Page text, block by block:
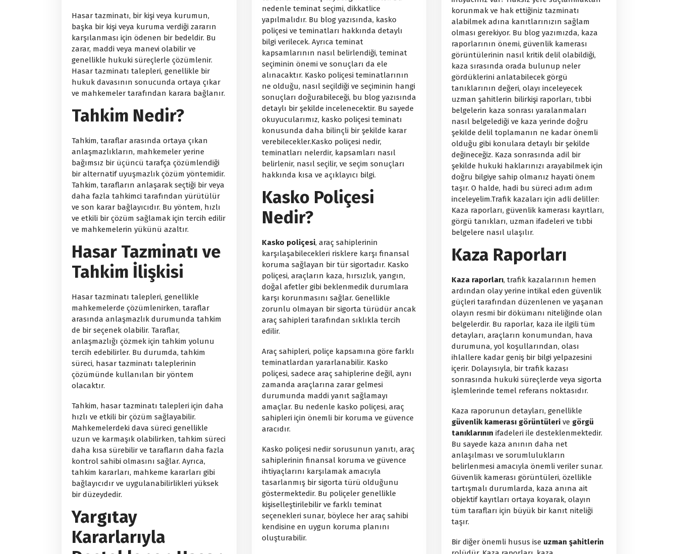
Hasar tazminatı, bir kişi veya kurumun,
başka bir kişi veya kuruma verdiği zararın
karşılanması için ödenen bir bedeldir. Bu
zarar, maddi veya manevi olabilir ve
genellikle hukuki süreçlerle çözümlenir.
Hasar tazminatı talepleri, genellikle bir
hukuk davasının sonucunda ortaya çıkar
ve mahkemeler tarafından karara bağlanır.
Tahkim Nedir?
Tahkim, taraflar arasında ortaya çıkan
anlaşmazlıkların, mahkemeler yerine
bağımsız bir üçüncü tarafça çözümlendiği
bir alternatif uyuşmazlık çözüm yöntemidir.
Tahkim, tarafların anlaşarak seçtiği bir veya
daha fazla tahkimci tarafından yürütülür
ve son karar bağlayıcıdır. Bu yöntem, hızlı
ve etkili bir çözüm sağlamak için tercih edilir
ve mahkemelerin yükünü azaltır.
Hasar Tazminatı ve
Tahkim İlişkisi
Hasar tazminatı talepleri, genellikle
mahkemelerde çözümlenirken, taraflar
arasında anlaşmazlık durumunda tahkim
de bir seçenek olabilir. Taraflar,
anlaşmazlığı çözmek için tahkim yolunu
tercih edebilirler. Bu durumda, tahkim
süreci, hasar tazminatı taleplerinin
çözümünde kullanılan bir yöntem
olacaktır.
Tahkim, hasar tazminatı talepleri için daha
hızlı ve etkili bir çözüm sağlayabilir.
Mahkemelerdeki dava süreci genellikle
uzun ve karmaşık olabilirken, tahkim süreci
daha kısa sürebilir ve tarafların daha fazla
kontrol sahibi olmasını sağlar. Ayrıca,
tahkim kararları, mahkeme kararları gibi
bağlayıcıdır ve uygulanabilirlikleri yüksek
bir düzeydedir.
Yargıtay
Kararlarıyla
nedenle teminat seçimi, dikkatlice
yapılmalıdır. Bu blog yazısında, kasko
poliçesi ve teminatları hakkında detaylı
bilgi verilecek. Ayrıca teminat
kapsamlarının nasıl belirlendiği, teminat
seçiminin önemi ve sonuçları da ele
alınacaktır. Kasko poliçesi teminatlarının
ne olduğu, nasıl seçildiği ve seçiminin hangi
sonuçları doğurabileceği, bu blog yazısında
detaylı bir şekilde incelenecektir. Bu sayede
okuyucularımız, kasko poliçesi teminatı
konusunda daha bilinçli bir şekilde karar
verebilecekler.Kasko poliçesi nedir,
teminatları nelerdir, kapsamları nasıl
belirlenir, nasıl seçilir, ve seçim sonuçları
hakkında kısa ve açıklayıcı bilgi.
Kasko Poliçesi
Nedir?
Kasko poliçesi, araç sahiplerinin
karşılaşabilecekleri risklere karşı finansal
koruma sağlayan bir tür sigortadır. Kasko
poliçesi, araçların kaza, hırsızlık, yangın,
doğal afetler gibi beklenmedik durumlara
karşı korunmasını sağlar. Genellikle
zorunlu olmayan bir sigorta türüdür ancak
araç sahipleri tarafından sıklıkla tercih
edilir.
Araç sahipleri, poliçe kapsamına göre farklı
teminatlardan yararlanabilir. Kasko
poliçesi, sadece araç sahiplerine değil, aynı
zamanda araçlarına zarar gelmesi
durumunda maddi yanıt sağlamayı
amaçlar. Bu nedenle kasko poliçesi, araç
sahipleri için önemli bir koruma ve güvence
aracıdır.
Kasko poliçesi nedir sorusunun yanıtı, araç
sahiplerinin finansal koruma ve güvence
ihtiyaçlarını karşılamak amacıyla
tasarlanmış bir sigorta türü olduğunu
göstermektedir. Bu poliçeler genellikle
kişiselleştirilebilir ve farklı teminat
seçenekleri sunar, böylece her araç sahibi
kendisine en uygun koruma planını
oluşturabilir.
korunmak ve hak ettiğiniz tazminatı
alabilmek adına kanıtlarınızın sağlam
olması gerekiyor. Bu blog yazımızda, kaza
raporlarının önemi, güvenlik kamerası
görüntülerinin nasıl kritik delil olabildiği,
kaza sırasında orada bulunup neler
gördüklerini anlatabilecek görgü
tanıklarının değeri, olayı inceleyecek
uzman şahitlerin bilirkişi raporları, tıbbi
belgelerin kaza sonrası yaralanmaları
nasıl belgelediği ve kaza yerinde doğru
şekilde delil toplamanın ne kadar önemli
olduğu gibi konulara detaylı bir şekilde
değineceğiz. Kaza sonrasında adil bir
şekilde hukuki haklarınızı arayabilmek için
doğru bilgiye sahip olmanız hayati önem
taşır. O halde, hadi bu süreci adım adım
inceleyelim.Trafik kazaları için adli deliller:
Kaza raporları, güvenlik kamerası kayıtları,
görgü tanıkları, uzman ifadeleri ve tıbbi
belgelere nasıl ulaşılır.
Kaza Raporları
Kaza raporları, trafik kazalarının hemen
ardından olay yerine intikal eden güvenlik
güçleri tarafından düzenlenen ve yaşanan
olayın resmi bir dökümanı niteliğinde olan
belgelerdir. Bu raporlar, kaza ile ilgili tüm
detayları, araçların konumundan, hava
durumuna, yol koşullarından, olası
ihlallere kadar geniş bir bilgi yelpazesini
içerir. Dolayısıyla, bir trafik kazası
sonrasında hukuki süreçlerde veya sigorta
işlemlerinde temel referans noktasıdır.
Kaza raporunun detayları, genellikle
güvenlik kamerası görüntüleri ve görgü
tanıklarının ifadeleri ile desteklenmektedir.
Bu sayede kaza anının daha net
anlaşılması ve sorumlulukların
belirlenmesi amacıyla önemli veriler sunar.
Güvenlik kamerası görüntüleri, özellikle
tartışmalı durumlarda, kaza anına ait
objektif kayıtları ortaya koyarak, olayın
tüm tarafları için büyük bir kanıt niteliği
taşır.
Bir diğer önemli husus ise uzman şahitlerin